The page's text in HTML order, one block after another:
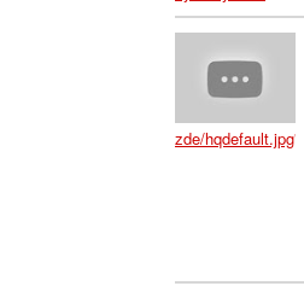
zde/hqdefault.jpg">